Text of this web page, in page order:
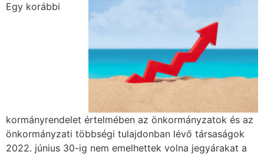
Egy korábbi
kormányrendelet értelmében az önkormányzatok és az
önkormányzati többségi tulajdonban lévő társaságok
2022. június 30-ig nem emelhettek volna jegyárakat a